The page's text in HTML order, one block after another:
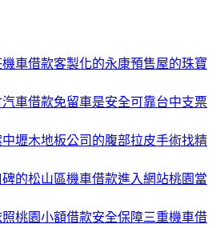
車借款客製化的永康預售屋的珠寶
車借款免留車是安全可靠台中支票
壢木地板公司的腹部拉皮手術找精
的松山區機車借款進入網站桃園當
桃園小額借款安全保障三重機車借